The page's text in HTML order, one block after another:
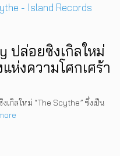
ปล่อยซิงเกิลใหม่
ห่งความโศกเศร้า
กิลใหม่ “The Scythe” ซึ่งเป็น